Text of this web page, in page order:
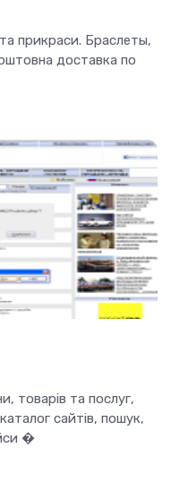
прикраси. Браслеты,
доставка по
товарів та послуг,
сайтів, пошук,
�